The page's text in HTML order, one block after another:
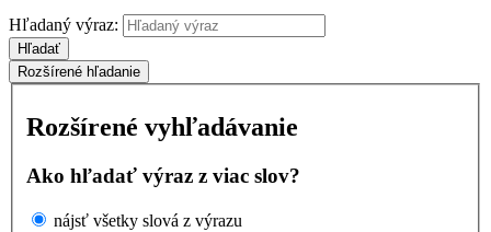
Hľadaný výraz:
Hľadať
Rozšírené hľadanie
Rozšírené vyhľadávanie
Ako hľadať výraz z viac slov?
nájsť všetky slová z výrazu